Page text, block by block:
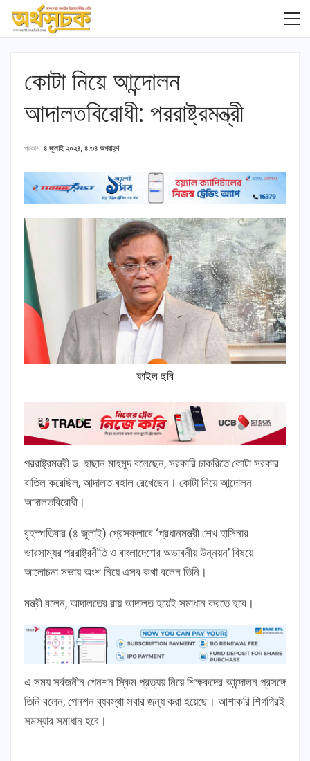
কোটা নিয়ে আন্দোলন
আদালতবিরোধী: পররাষ্ট্রমন্ত্রী
প্রকাশ ৪ জুলাই ২০২৪, ৪:৩৪ অপরাহ্ণ
ফাইল ছবি
পররাষ্ট্রমন্ত্রী ড. হাছান মাহমুদ বলেছেন, সরকারি চাকরিতে কোটা সরকার
বাতিল করেছিল, আদালত বহাল রেখেছেন। কোটা নিয়ে আন্দোলন
আদালতবিরোধী।
বৃহস্পতিবার (৪ জুলাই) প্রেসক্লাবে ‘প্রধানমন্ত্রী শেখ হাসিনার
ভারসাম্যর পররাষ্ট্রনীতি ও বাংলাদেশের অভাবনীয় উন্নয়ন’ বিষয়ে
আলোচনা সভায় অংশ নিয়ে এসব কথা বলেন তিনি।
মন্ত্রী বলেন, আদালতের রায় আদালত হয়েই সমাধান করতে হবে।
এ সময় সর্বজনীন পেনশন স্কিম প্রত্যয় নিয়ে শিক্ষকদের আন্দোলন প্রসঙ্গে
তিনি বলেন, পেনশন ব্যবস্থা সবার জন্য করা হয়েছে। আশাকরি শিগগিরই
সমস্যার সমাধান হবে।